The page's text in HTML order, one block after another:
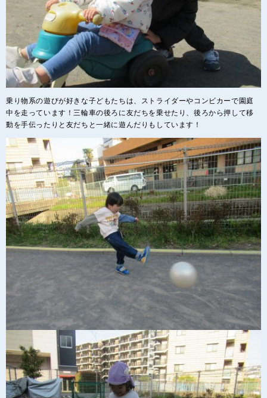
乗り物系の遊びが好きな子どもたちは、ストライダーやコンビカーで園庭
中を走っています！三輪車の後ろに友だちを乗せたり、後ろから押して移
動を手伝ったりと友だちと一緒に遊んだりもしています！